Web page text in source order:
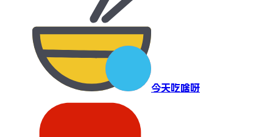
今天吃啥呀